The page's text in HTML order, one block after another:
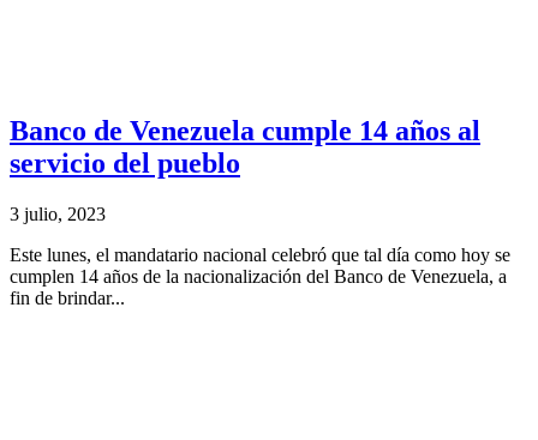
Banco de Venezuela cumple 14 años al
servicio del pueblo
3 julio, 2023
Este lunes, el mandatario nacional celebró que tal día como hoy se
cumplen 14 años de la nacionalización del Banco de Venezuela, a
fin de brindar...